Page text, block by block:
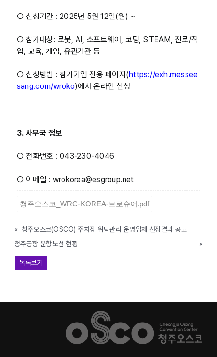
○ 신청기간 : 2025년 5월 12일(월) ~
○ 참가대상: 로봇, AI, 소프트웨어, 코딩, STEAM, 진로/직
업, 교육, 게임, 유관기관 등
○ 신청방법 : 참가기업 전용 페이지(https://exh.messee
sang.com/wroko)에서 온라인 신청
3. 사무국 정보
○ 전화번호 : 043-230-4046
○ 이메일 : wrokorea@esgroup.net
청주오스코_WRO-KOREA-브로슈어.pdf
« 청주오스코(OSCO) 주차장 위탁관리 운영업체 선정결과 공고
청주공항 운항노선 현황
»
목록보기